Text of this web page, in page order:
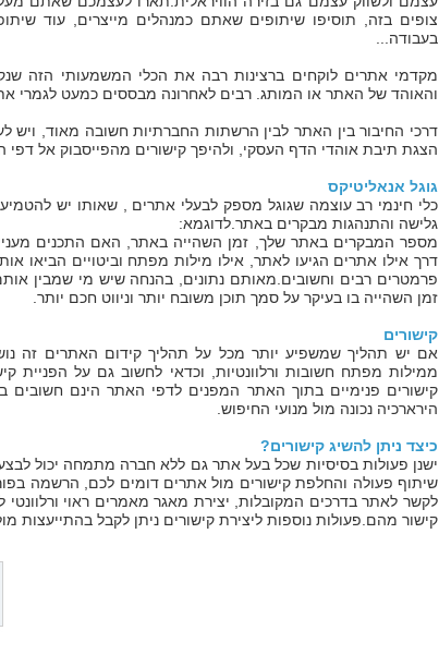
צופים בזה, תוסיפו שיתופים שאתם כמנהלים מייצרים, עוד
בעבודה...
מקדמי אתרים לוקחים ברצינות רבה את הכלי המשמעותי הזה
והאוהד של האתר או המותג. רבים לאחרונה מבססים כמעט לגמרי
דרכי החיבור בין האתר לבין הרשתות החברתיות חשובה מאוד, ויש
הצגת תיבת אוהדי הדף העסקי, ולהיפך קישורים מהפייסבוק אל דפי
גוגל אנאליטיקס
כלי חינמי רב עוצמה שגוגל מספק לבעלי אתרים , שאותו יש
גלישה והתנהגות מבקרים באתר.לדוגמא:
מספר המבקרים באתר שלך, זמן השהייה באתר, האם התכנים
דרך אילו אתרים הגיעו לאתר, אילו מילות מפתח וביטויים הביאו
פרמטרים רבים וחשובים.מאותם נתונים, בהנחה שיש מי שמבין
זמן השהייה בו בעיקר על סמך תוכן משובח יותר וניווט חכם יותר.
קישורים
אם יש תהליך שמשפיע יותר מכל על תהליך קידום האתרים זה
ממילות מפתח חשובות ורלוונטיות, וכדאי לחשוב גם על הפניית
קישורים פנימיים בתוך האתר המפנים לדפי האתר הינם חשובים
הירארכיה נכונה מול מנועי החיפוש.
כיצד ניתן להשיג קישורים?
ישנן פעולות בסיסיות שכל בעל אתר גם ללא חברה מתמחה יכול
שיתוף פעולה והחלפת קישורים מול אתרים דומים לכם, הרשמה
לקשר לאתר בדרכים המקובלות, יצירת מאגר מאמרים ראוי
קישור מהם.פעולות נוספות ליצירת קישורים ניתן לקבל בהתייעצות